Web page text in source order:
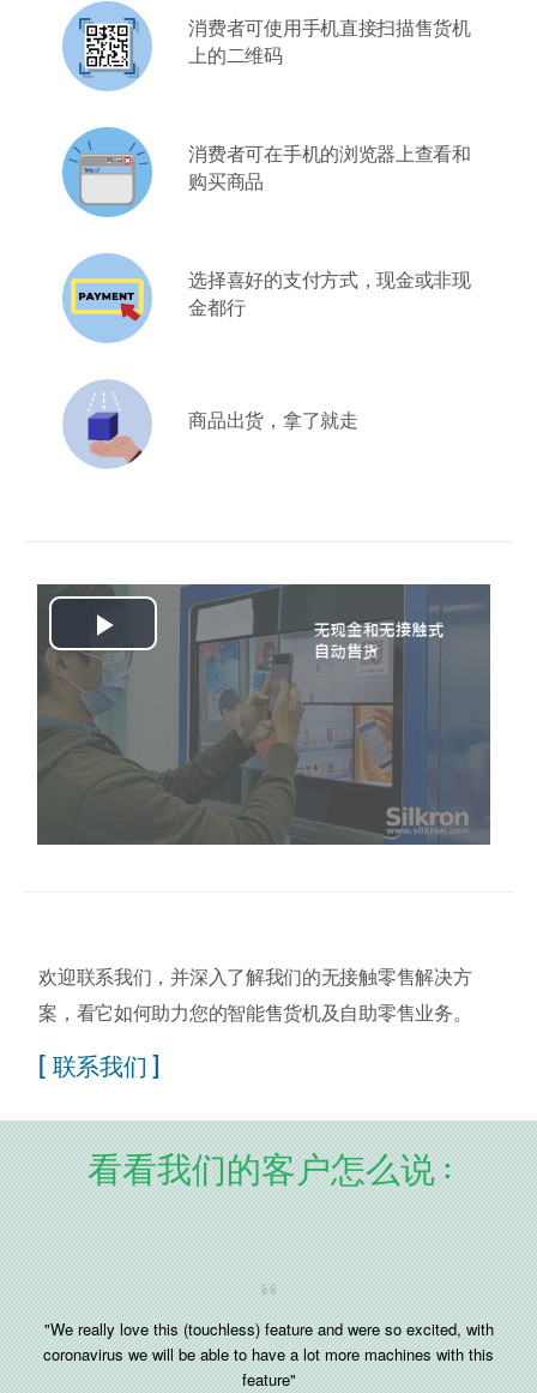
消费者可使用手机直接扫描售货机
上的二维码
消费者可在手机的浏览器上查看和
购买商品
选择喜好的支付方式，现金或非现
金都行
商品出货，拿了就走
Play
Video
欢迎联系我们，并深入了解我们的无接触零售解决方
案，看它如何助力您的智能售货机及自助零售业务。
[ 联系我们 ]
看看我们的客户怎么说 :
"We really love this (touchless) feature and were so excited, with
coronavirus we will be able to have a lot more machines with this
feature"